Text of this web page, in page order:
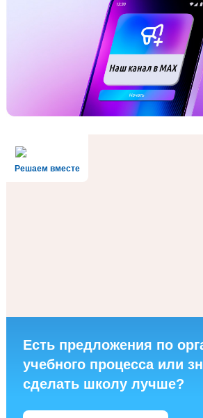
Решаем вместе
Есть предложения по
учебного процесса или
сделать школу лучше?